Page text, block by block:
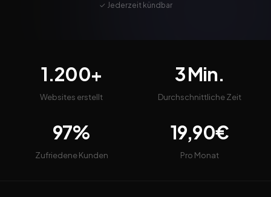
✓ Jederzeit kündbar
1.200+
Websites erstellt
3 Min.
Durchschnittliche Zeit
97%
Zufriedene Kunden
19,90€
Pro Monat